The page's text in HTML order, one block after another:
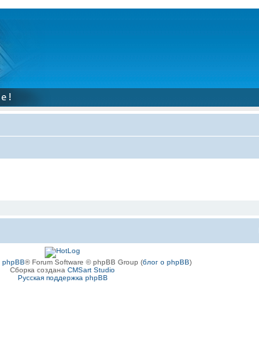
phpBB® Forum Software © phpBB Group (блог о phpBB)
Сборка создана CMSart Studio
Русская поддержка phpBB